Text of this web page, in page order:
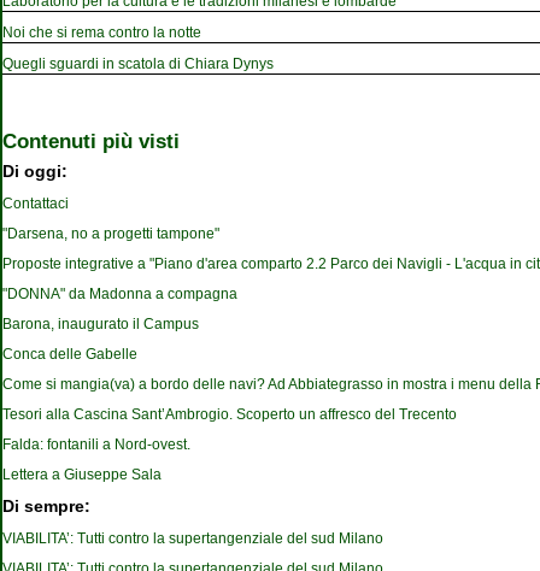
Noi che si rema contro la notte
Quegli sguardi in scatola di Chiara Dynys
Contenuti più visti
Di oggi:
Contattaci
"Darsena, no a progetti tampone"
Proposte integrative a "Piano d'area comparto 2.2 Parco dei Navigli - L'acqua in
"DONNA" da Madonna a compagna
Barona, inaugurato il Campus
Conca delle Gabelle
Come si mangia(va) a bordo delle navi? Ad Abbiategrasso in mostra i menu della
Tesori alla Cascina Sant’Ambrogio. Scoperto un affresco del Trecento
Falda: fontanili a Nord-ovest.
Lettera a Giuseppe Sala
Di sempre:
VIABILITA’: Tutti contro la supertangenziale del sud Milano